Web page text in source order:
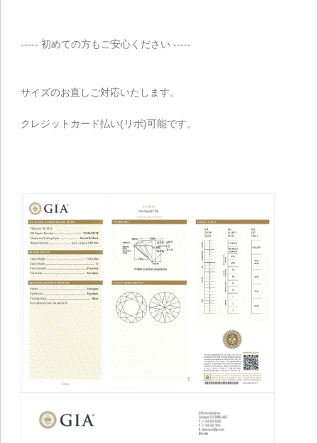
----- 初めての方もご安心ください -----
サイズのお直しご対応いたします。
クレジットカード払い(リボ)可能です。